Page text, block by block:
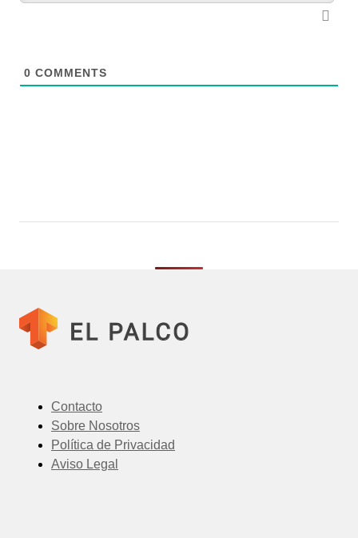
0 COMMENTS
Contacto
Sobre Nosotros
Política de Privacidad
Aviso Legal